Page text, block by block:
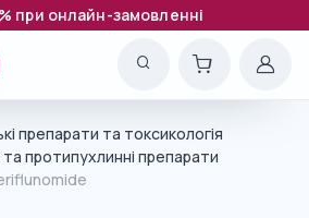
при онлайн-замовленні
препарати та токсикологія
протипухлинні препарати